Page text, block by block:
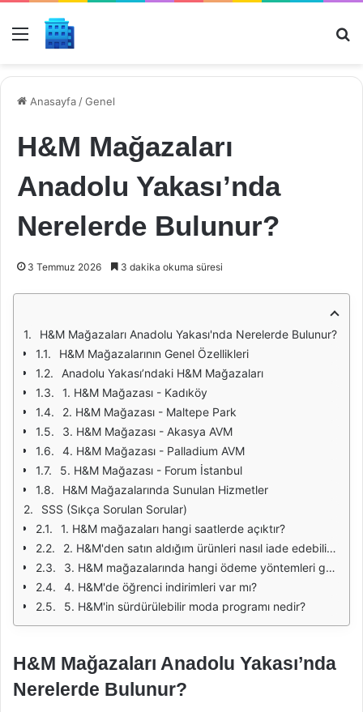
Menü
Anasayfa /Genel
H&M Mağazaları
Anadolu Yakası’nda
Nerelerde Bulunur?
3 Temmuz 2026 3 dakika okuma süresi
H&M Mağazaları Anadolu Yakası'nda Nerelerde Bulunur?
H&M Mağazalarının Genel Özellikleri
Anadolu Yakası’ndaki H&M Mağazaları
1. H&M Mağazası - Kadıköy
2. H&M Mağazası - Maltepe Park
3. H&M Mağazası - Akasya AVM
4. H&M Mağazası - Palladium AVM
5. H&M Mağazası - Forum İstanbul
H&M Mağazalarında Sunulan Hizmetler
SSS (Sıkça Sorulan Sorular)
1. H&M mağazaları hangi saatlerde açıktır?
2. H&M'den satın aldığım ürünleri nasıl iade edebilirim?
3. H&M mağazalarında hangi ödeme yöntemleri geçerlidir?
4. H&M'de öğrenci indirimleri var mı?
5. H&M'in sürdürülebilir moda programı nedir?
H&M Mağazaları Anadolu Yakası’nda
Nerelerde Bulunur?